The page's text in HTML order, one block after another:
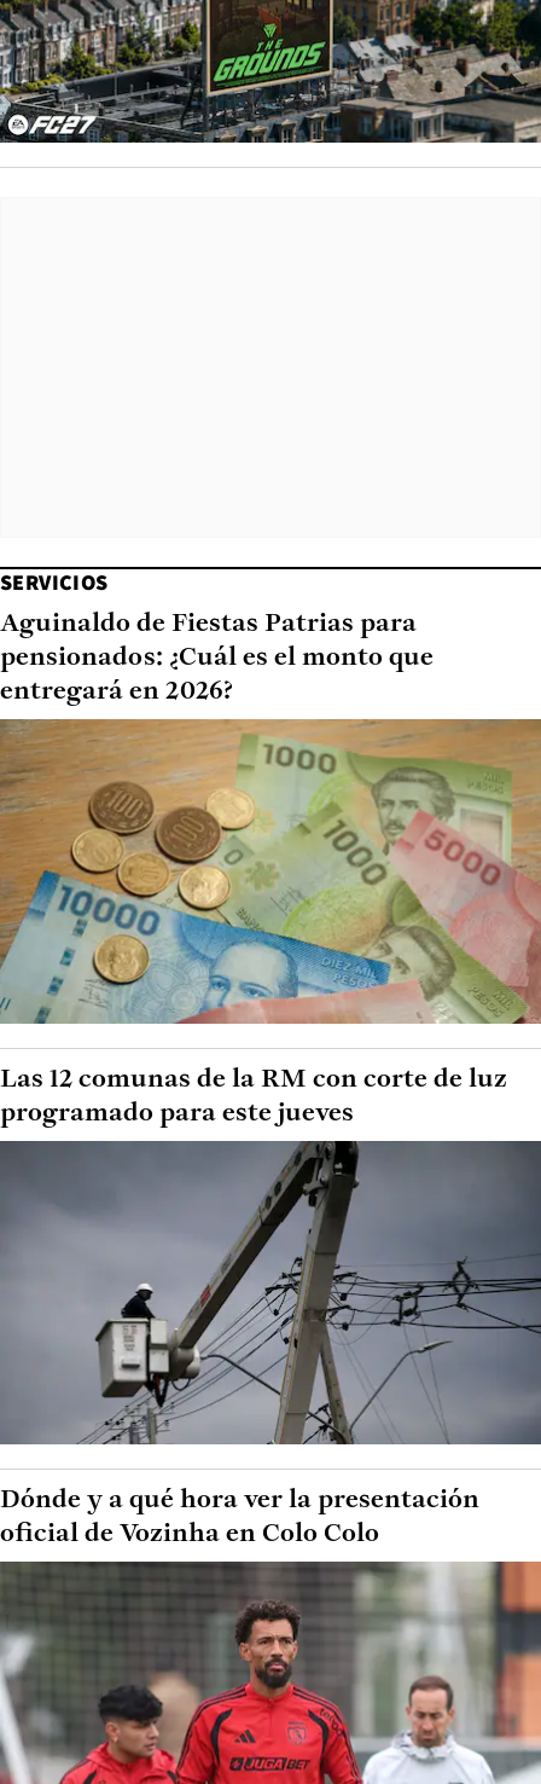
SERVICIOS
Aguinaldo de Fiestas Patrias para
pensionados: ¿Cuál es el monto que
entregará en 2026?
Las 12 comunas de la RM con corte de luz
programado para este jueves
Dónde y a qué hora ver la presentación
oficial de Vozinha en Colo Colo